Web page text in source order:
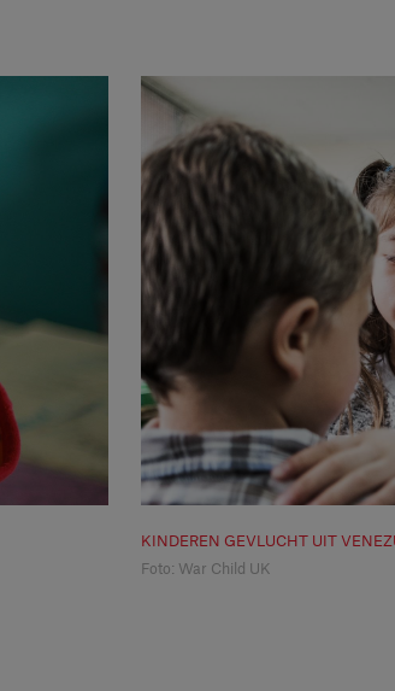
KINDEREN GEVLUCHT UIT
Foto: War Child UK